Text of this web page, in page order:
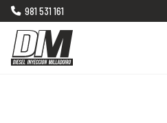
981 531 161